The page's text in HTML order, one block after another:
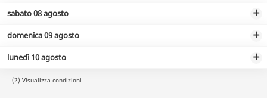
sabato 08 agosto
domenica 09 agosto
lunedì 10 agosto
(2) Visualizza condizioni